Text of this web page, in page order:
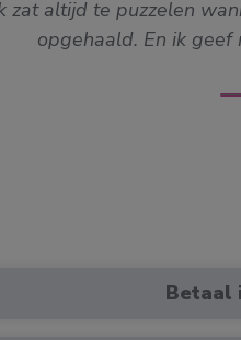
zat altijd te puzzelen
opgehaald. En ik geef
Betaal